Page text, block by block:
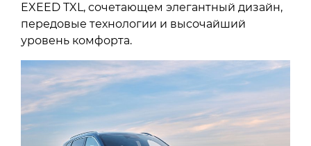
EXEED TXL, сочетающем элегантный дизайн,
передовые технологии и высочайший
уровень комфорта.